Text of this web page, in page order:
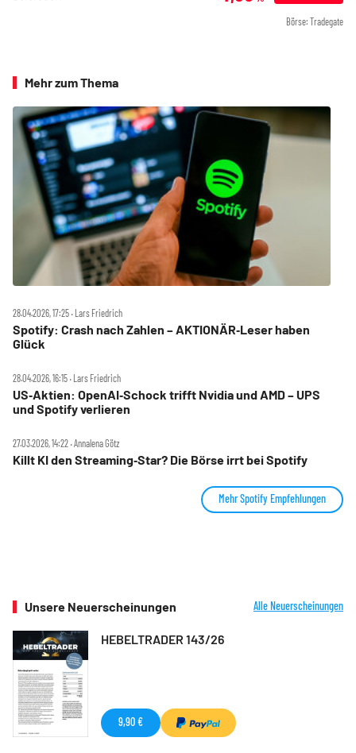
Börse: Tradegate
Mehr zum Thema
28.04.2026, 17:25 ‧ Lars Friedrich
Spotify: Crash nach Zahlen – AKTIONÄR‑Leser haben
Glück
28.04.2026, 16:15 ‧ Lars Friedrich
US‑Aktien: OpenAI‑Schock trifft Nvidia und AMD – UPS
und Spotify verlieren
27.03.2026, 14:22 ‧ Annalena Götz
Killt KI den Streaming‑Star? Die Börse irrt bei Spotify
Mehr Spotify Empfehlungen
Unsere Neuerscheinungen Alle Neuerscheinungen
HEBELTRADER 143/26
9,90 €